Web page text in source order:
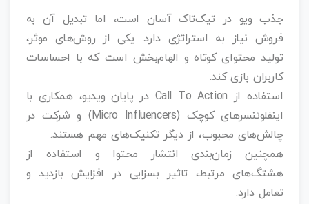
جذب ویو در تیک‌تاک آسان است، اما تبدیل آن به
فروش نیاز به استراتژی دارد. یکی از روش‌های موثر،
تولید محتوای کوتاه و الهام‌بخش است که با احساسات
کاربران بازی کند.
استفاده از Call To Action در پایان ویدیو، همکاری با
اینفلوئنسرهای کوچک (Micro Influencers) و شرکت در
چالش‌های محبوب، از دیگر تکنیک‌های مهم هستند.
همچنین زمان‌بندی انتشار محتوا و استفاده از
هشتگ‌های مرتبط، تاثیر بسزایی در افزایش بازدید و
تعامل دارد.